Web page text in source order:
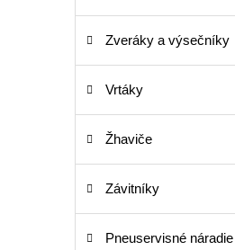
Zveráky a výsečníky
Vrtáky
Žhaviče
Závitníky
Pneuservisné náradie